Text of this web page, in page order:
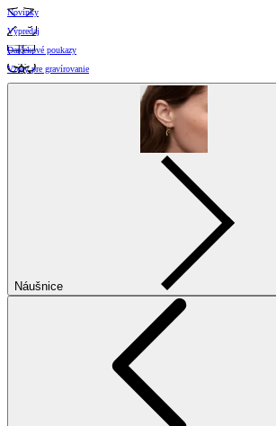
Novinky
Výpredaj
Darčekové poukazy
Vzory pre gravírovanie
Náušnice